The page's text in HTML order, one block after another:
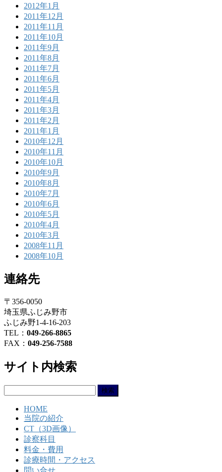
2012年1月
2011年12月
2011年11月
2011年10月
2011年9月
2011年8月
2011年7月
2011年6月
2011年5月
2011年4月
2011年3月
2011年2月
2011年1月
2010年12月
2010年11月
2010年10月
2010年9月
2010年8月
2010年7月
2010年6月
2010年5月
2010年4月
2010年3月
2008年11月
2008年10月
連絡先
〒356-0050
埼玉県ふじみ野市
ふじみ野1-4-16-203
TEL： 049-266-8865
FAX： 049-256-7588
サイト内検索
HOME
当院の紹介
CT（3D画像）
診察科目
料金・費用
診療時間・アクセス